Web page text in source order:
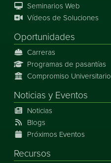
Seminarios Web
Vídeos de Soluciones
Oportunidades
Carreras
Programas de pasantías
Compromiso Universitario
Noticias y Eventos
Noticias
Blogs
Próximos Eventos
Recursos